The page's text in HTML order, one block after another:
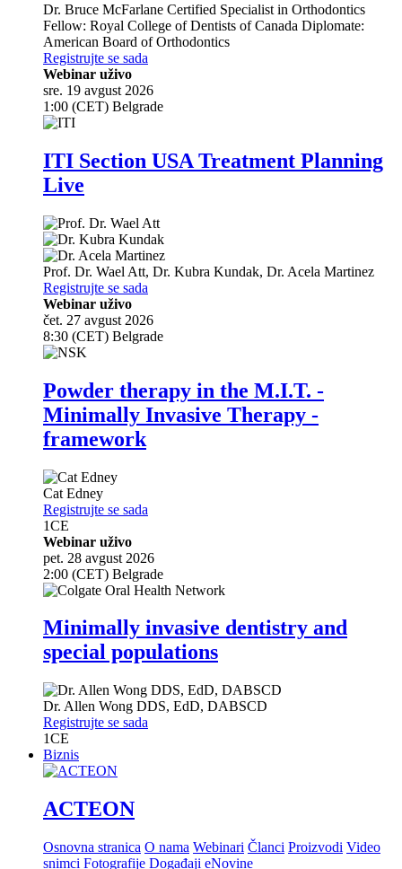
Dr. Bruce McFarlane Certified Specialist in Orthodontics
Fellow: Royal College of Dentists of Canada Diplomate:
American Board of Orthodontics
Registrujte se sada
Webinar uživo
sre. 19 avgust 2026
1:00 (CET) Belgrade
ITI Section USA Treatment Planning
Live
Prof. Dr. Wael Att, Dr. Kubra Kundak, Dr. Acela Martinez
Registrujte se sada
Webinar uživo
čet. 27 avgust 2026
8:30 (CET) Belgrade
Powder therapy in the M.I.T. -
Minimally Invasive Therapy -
framework
Cat Edney
Registrujte se sada
1CE
Webinar uživo
pet. 28 avgust 2026
2:00 (CET) Belgrade
Minimally invasive dentistry and
special populations
Dr. Allen Wong DDS, EdD, DABSCD
Registrujte se sada
1CE
Biznis
ACTEON
Osnovna stranica O nama Webinari Članci Proizvodi Video
snimci Fotografije Događaji eNovine